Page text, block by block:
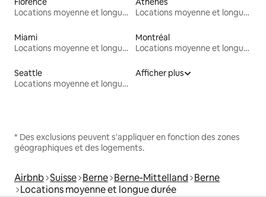
Locations moyenne et longue durée
Locations moyenne et longue durée
Miami
Locations moyenne et longue durée
Montréal
Locations moyenne et longue durée
Seattle
Locations moyenne et longue durée
Afficher plus
* Des exclusions peuvent s'appliquer en fonction des zones
géographiques et des logements.
Airbnb Suisse Berne Berne-Mittelland Berne
Locations moyenne et longue durée